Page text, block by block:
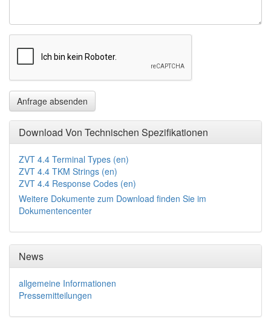
Download Von Technischen Spezifikationen
ZVT 4.4 Terminal Types (en)
ZVT 4.4 TKM Strings (en)
ZVT 4.4 Response Codes (en)
Weitere Dokumente zum Download finden Sie im
Dokumentencenter
News
allgemeine Informationen
Pressemitteilungen